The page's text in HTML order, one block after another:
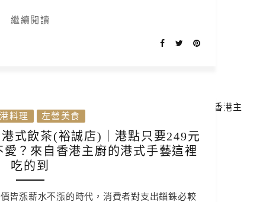
繼續閱讀
料理 左營美食
式飲茶(裕誠店)｜港點只要249元
？來自香港主廚的港式手藝這裡
吃的到
皆漲薪水不漲的時代，消費者對支出錙銖必較